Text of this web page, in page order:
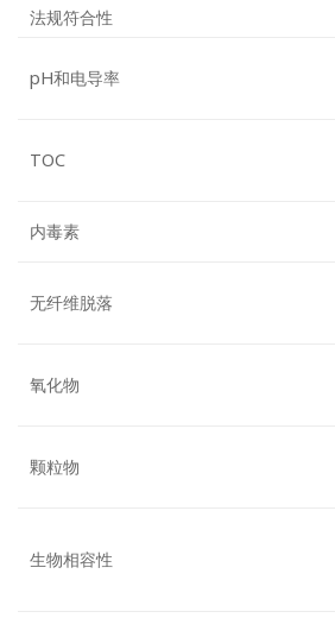
法规符合性
pH和电导率
TOC
内毒素
无纤维脱落
氧化物
颗粒物
生物相容性